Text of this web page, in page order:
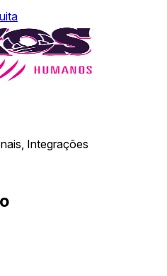
Integrações